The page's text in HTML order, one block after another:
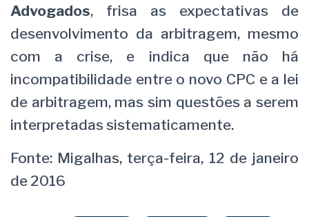
Advogados, frisa as expectativas de
desenvolvimento da arbitragem, mesmo
com a crise, e indica que não há
incompatibilidade entre o novo CPC e a lei
de arbitragem, mas sim questões a serem
interpretadas sistematicamente.
Fonte: Migalhas, terça-feira, 12 de janeiro
de 2016